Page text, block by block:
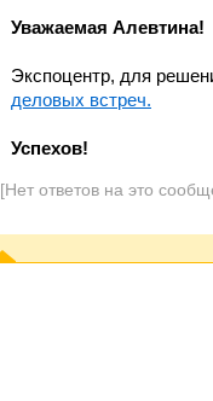
Уважаемая Алевтина!
Экспоцентр, для
деловых встреч.
Успехов!
[Нет ответов на это